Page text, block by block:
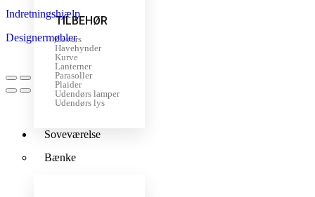
TILBEHØR
Covers
Havehynder
Kurve
Lanterner
Parasoller
Plaider
Udendørs lamper
Udendørs lys
Soveværelse
Bænke
Indretningshjælp
Designermøbler